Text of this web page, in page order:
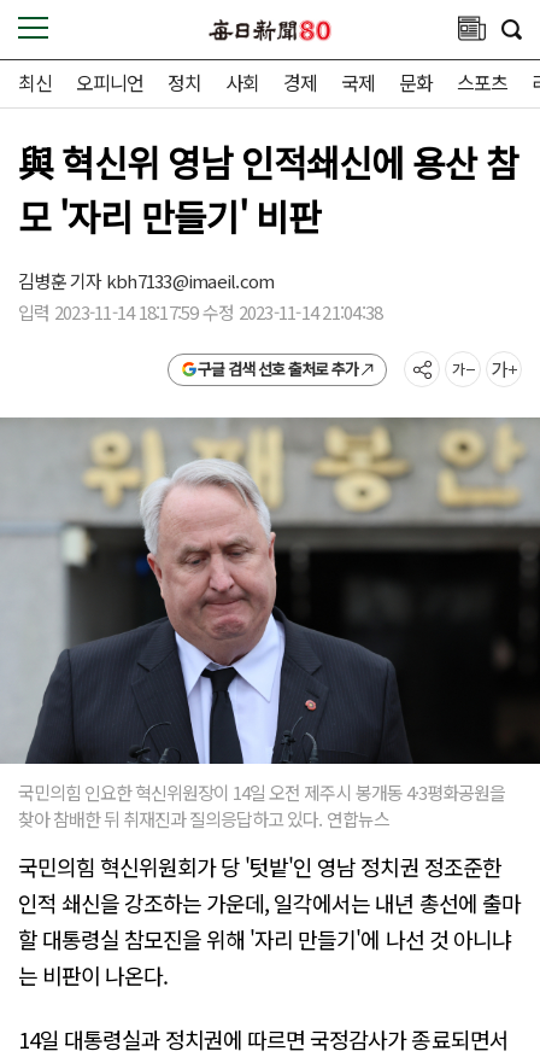
최신 오피니언 정치 사회 경제 국제 문화 스포츠
與 혁신위 영남 인적쇄신에 용산 참
모 '자리 만들기' 비판
김병훈 기자kbh7133@imaeil.com
입력 2023-11-14 18:17:59 수정 2023-11-14 21:04:38
구글 검색 선호 출처로 추가
국민의힘 인요한 혁신위원장이 14일 오전 제주시 봉개동 4·3평화공원을
찾아 참배한 뒤 취재진과 질의응답하고 있다. 연합뉴스
국민의힘 혁신위원회가 당 '텃밭'인 영남 정치권 정조준한
인적 쇄신을 강조하는 가운데, 일각에서는 내년 총선에 출마
할 대통령실 참모진을 위해 '자리 만들기'에 나선 것 아니냐
는 비판이 나온다.
14일 대통령실과 정치권에 따르면 국정감사가 종료되면서